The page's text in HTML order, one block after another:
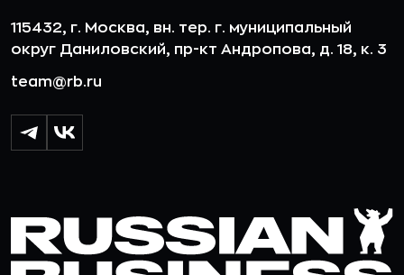
115432, г. Москва, вн. тер. г. муниципальный
округ Даниловский, пр-кт Андропова, д. 18, к. 3
team@rb.ru